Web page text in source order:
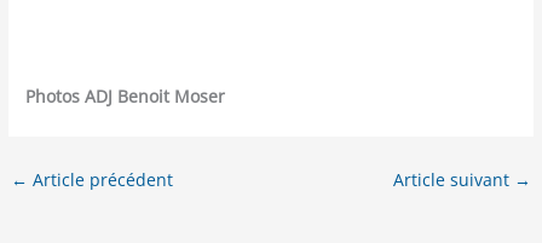
Pho­tos ADJ Benoit Moser
← Article précédent Article suivant →